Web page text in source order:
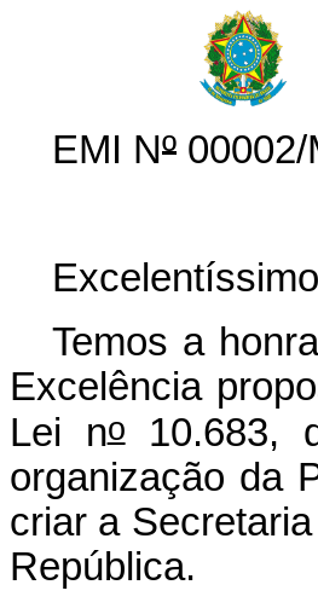
EMI Nº
Temos a
Excelência
Lei no10.683,
organização da
criar a
República.